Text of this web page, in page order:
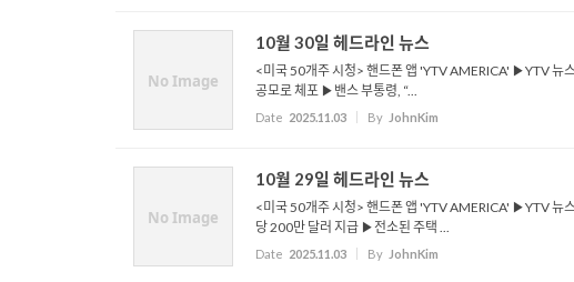
No Image
10월 30일 헤드라인 뉴스
<미국 50개주 시청> 핸드폰 앱 'YTV AMERICA' ▶YTV 뉴
공모로 체포 ▶밴스 부통령, “...
Date 2025.11.03 By JohnKim
No Image
10월 29일 헤드라인 뉴스
<미국 50개주 시청> 핸드폰 앱 'YTV AMERICA' ▶YTV
당 200만 달러 지급 ▶전소된 주택 ...
Date 2025.11.03 By JohnKim